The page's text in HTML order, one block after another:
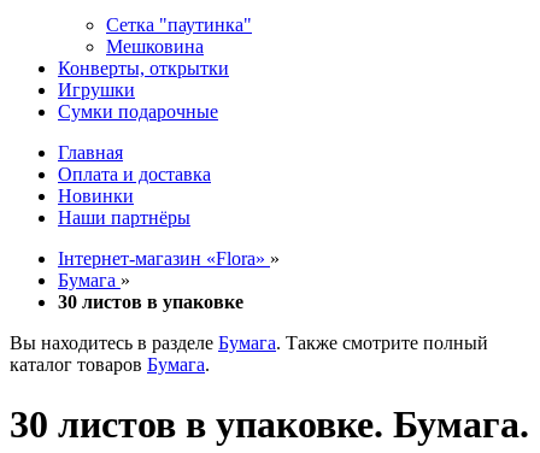
Сетка "паутинка"
Мешковина
Конверты, открытки
Игрушки
Сумки подарочные
Главная
Оплата и доставка
Новинки
Наши партнёры
Інтернет-магазин «Flora» »
Бумага »
30 листов в упаковке
Вы находитесь в разделе Бумага. Также смотрите полный
каталог товаров Бумага.
30 листов в упаковке. Бумага.